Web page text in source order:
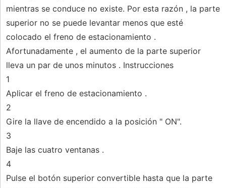
mientras se conduce no existe. Por esta razón , la parte
superior no se puede levantar menos que esté
colocado el freno de estacionamiento .
Afortunadamente , el aumento de la parte superior
lleva un par de unos minutos . Instrucciones
1
Aplicar el freno de estacionamiento .
2
Gire la llave de encendido a la posición " ON".
3
Baje las cuatro ventanas .
4
Pulse el botón superior convertible hasta que la parte